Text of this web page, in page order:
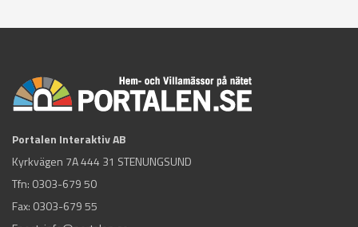
Portalen Interaktiv AB
Kyrkvägen 7A 444 31 STENUNGSUND
Tfn: 0303-679 50
Fax: 0303-679 55